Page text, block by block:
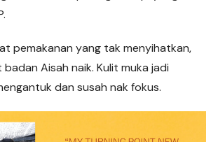
pemakanan yang tak menyihatkan,
Aisah naik. Kulit muka jadi
dan susah nak fokus.